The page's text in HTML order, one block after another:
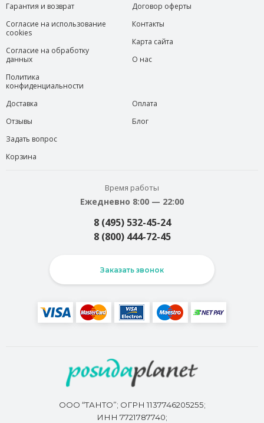
Гарантия и возврат
Согласие на использование
cookies
Согласие на обработку
данных
Политика
конфиденциальности
Договор оферты
Контакты
Карта сайта
О нас
Доставка
Отзывы
Задать вопрос
Корзина
Оплата
Блог
Время работы
Ежедневно 8:00 — 22:00
8 (495) 532-45-24
8 (800) 444-72-45
Заказать звонок
ООО “ТАНТО”; ОГРН 1137746205255;
ИНН 7721787740;